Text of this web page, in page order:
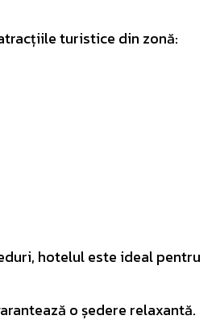
turistice din zonă:
hotelul este ideal pentru
o ședere relaxantă.